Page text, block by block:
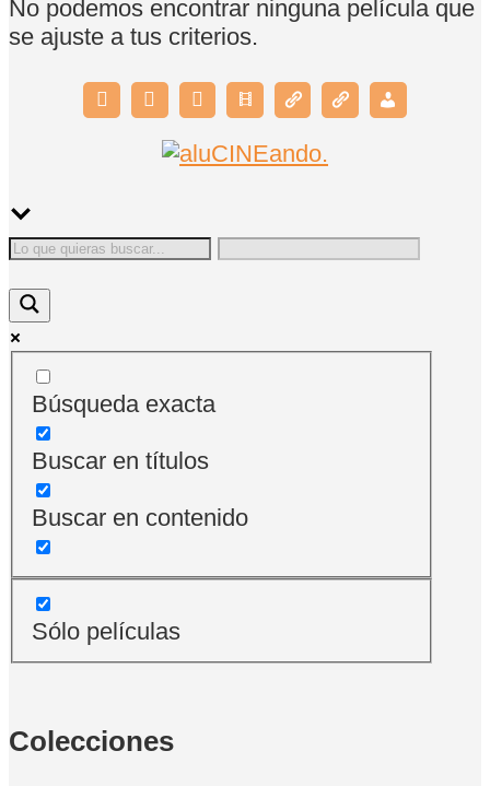
No podemos encontrar ninguna película que
se ajuste a tus criterios.
Búsqueda exacta
Buscar en títulos
Buscar en contenido
Sólo películas
Colecciones